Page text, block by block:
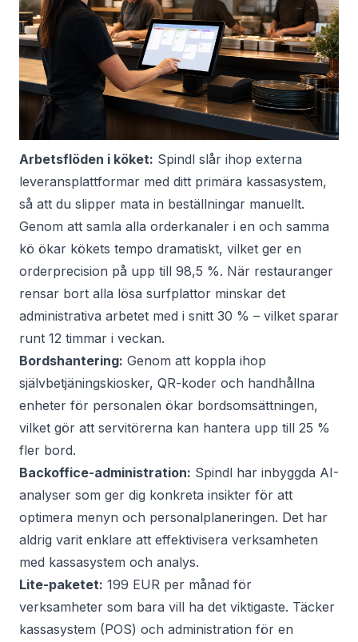
Arbetsflöden i köket: Spindl slår ihop externa
leveransplattformar med ditt primära kassasystem,
så att du slipper mata in beställningar manuellt.
Genom att samla alla orderkanaler i en och samma
kö ökar kökets tempo dramatiskt, vilket ger en
orderprecision på upp till 98,5 %. När restauranger
rensar bort alla lösa surfplattor minskar det
administrativa arbetet med i snitt 30 % – vilket sparar
runt 12 timmar i veckan.
Bordshantering: Genom att koppla ihop
självbetjäningskiosker, QR-koder och handhållna
enheter för personalen ökar bordsomsättningen,
vilket gör att servitörerna kan hantera upp till 25 %
fler bord.
Backoffice-administration: Spindl har inbyggda AI-
analyser som ger dig konkreta insikter för att
optimera menyn och personalplaneringen. Det har
aldrig varit enklare att effektivisera verksamheten
med kassasystem och analys.
Lite-paketet: 199 EUR per månad för
verksamheter som bara vill ha det viktigaste. Täcker
kassasystem (POS) och administration för en